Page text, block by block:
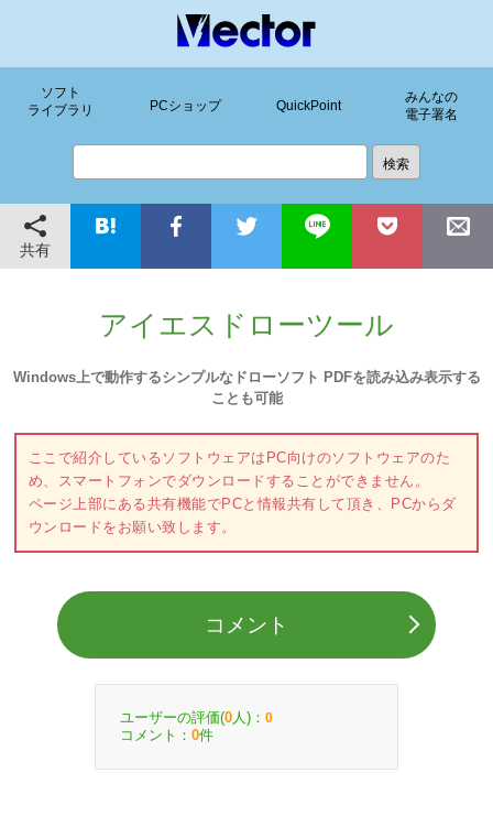
ソフト
ライブラリ
PCショップ QuickPoint
みんなの
電子署名
共有
アイエスドローツール
Windows上で動作するシンプルなドローソフト PDFを読み込み表示する
ことも可能
ここで紹介しているソフトウェアはPC向けのソフトウェアのた
め、スマートフォンでダウンロードすることができません。
ページ上部にある共有機能でPCと情報共有して頂き、PCからダ
ウンロードをお願い致します。
コメント
ユーザーの評価(0 人)： 0
コメント： 0件